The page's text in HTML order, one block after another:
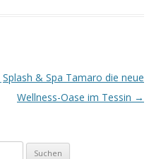
Splash & Spa Tamaro die neue
Wellness-Oase im Tessin →